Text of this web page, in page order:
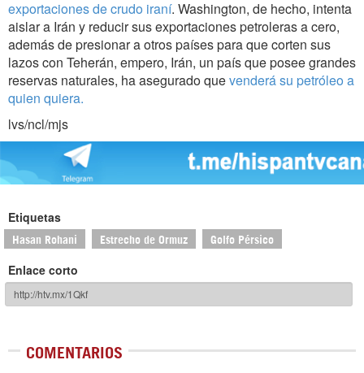
exportaciones de crudo iraní. Washington, de hecho, intenta
aislar a Irán y reducir sus exportaciones petroleras a cero,
además de presionar a otros países para que corten sus
lazos con Teherán, empero, Irán, un país que posee grandes
reservas naturales, ha asegurado quevenderá su petróleo a
quien quiera.
lvs/ncl/mjs
Etiquetas
Hasan Rohani Estrecho de Ormuz Golfo Pérsico
Enlace corto
COMENTARIOS